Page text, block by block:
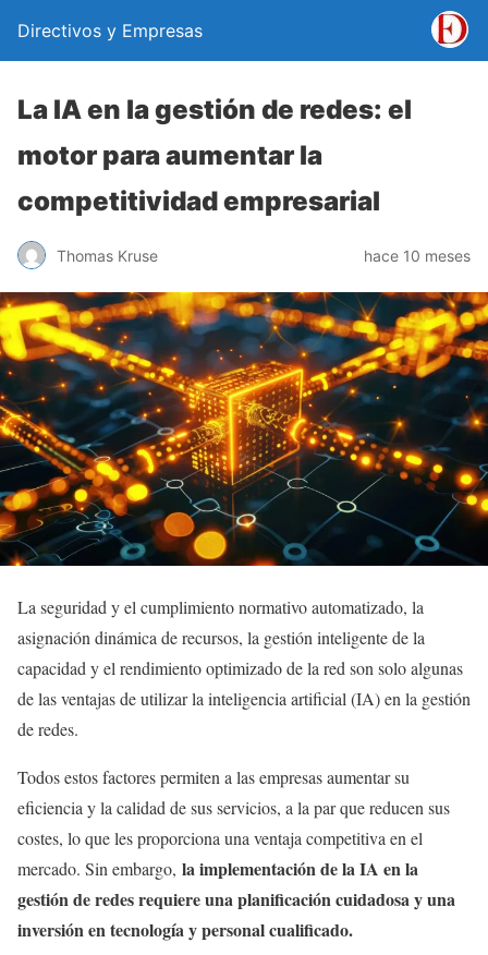
Directivos y Empresas
La IA en la gestión de redes: el
motor para aumentar la
competitividad empresarial
Thomas Kruse hace 10 meses
La seguridad y el cumplimiento normativo automatizado, la
asignación dinámica de recursos, la gestión inteligente de la
capacidad y el rendimiento optimizado de la red son solo algunas
de las ventajas de utilizar la inteligencia artificial (IA) en la gestión
de redes.
Todos estos factores permiten a las empresas aumentar su
eficiencia y la calidad de sus servicios, a la par que reducen sus
costes, lo que les proporciona una ventaja competitiva en el
mercado. Sin embargo, la implementación de la IA en la
gestión de redes requiere una planificación cuidadosa y una
inversión en tecnología y personal cualificado.